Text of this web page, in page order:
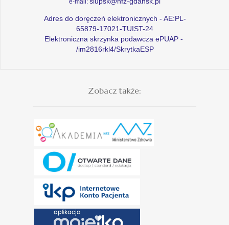
Adres do doręczeń elektronicznych - AE:PL-
65879-17021-TUIST-24
Elektroniczna skrzynka podawcza ePUAP -
/im2816rkl4/SkrytkaESP
Zobacz także: